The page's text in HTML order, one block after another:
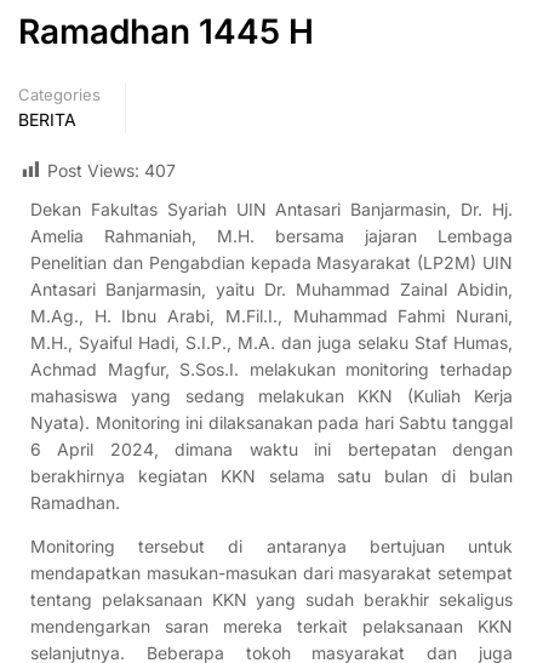
Ramadhan 1445 H
Categories
BERITA
Post Views: 407
Dekan Fakultas Syariah UIN Antasari Banjarmasin, Dr. Hj.
Amelia Rahmaniah, M.H. bersama jajaran Lembaga
Penelitian dan Pengabdian kepada Masyarakat (LP2M) UIN
Antasari Banjarmasin, yaitu Dr. Muhammad Zainal Abidin,
M.Ag., H. Ibnu Arabi, M.Fil.I., Muhammad Fahmi Nurani,
M.H., Syaiful Hadi, S.I.P., M.A. dan juga selaku Staf Humas,
Achmad Magfur, S.Sos.I. melakukan monitoring terhadap
mahasiswa yang sedang melakukan KKN (Kuliah Kerja
Nyata). Monitoring ini dilaksanakan pada hari Sabtu tanggal
6 April 2024, dimana waktu ini bertepatan dengan
berakhirnya kegiatan KKN selama satu bulan di bulan
Ramadhan.
Monitoring tersebut di antaranya bertujuan untuk
mendapatkan masukan-masukan dari masyarakat setempat
tentang pelaksanaan KKN yang sudah berakhir sekaligus
mendengarkan saran mereka terkait pelaksanaan KKN
selanjutnya. Beberapa tokoh masyarakat dan juga